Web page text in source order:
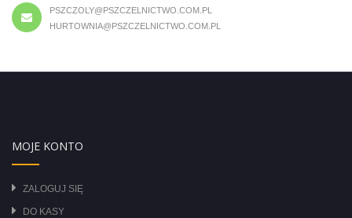
PSZCZOLY@PSZCZELNICTWO.COM.PL
HURTOWNIA@PSZCZELNICTWO.COM.PL
MOJE KONTO
ZALOGUJ SIĘ
DO KASY